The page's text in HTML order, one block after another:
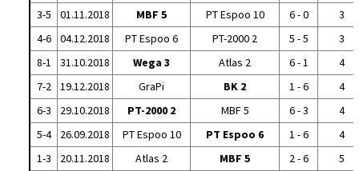
3-5
01.11.2018 MBF 5 PT Espoo 10 6 - 0
3
4-6
04.12.2018 PT Espoo 6 PT-2000 2 5 - 5
3
8-1
31.10.2018 Wega 3 Atlas 2 6 - 1
4
7-2
19.12.2018 GraPi BK 2 1 - 6
4
6-3
29.10.2018 PT-2000 2 MBF 5 6 - 3
4
5-4
26.09.2018 PT Espoo 10 PT Espoo 6 1 - 6
4
1-3
20.11.2018 Atlas 2 MBF 5 2 - 6
5